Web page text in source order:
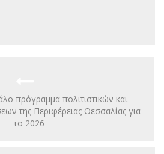
πρόγραμμα πολιτιστικών και
της Περιφέρειας Θεσσαλίας για
το 2026